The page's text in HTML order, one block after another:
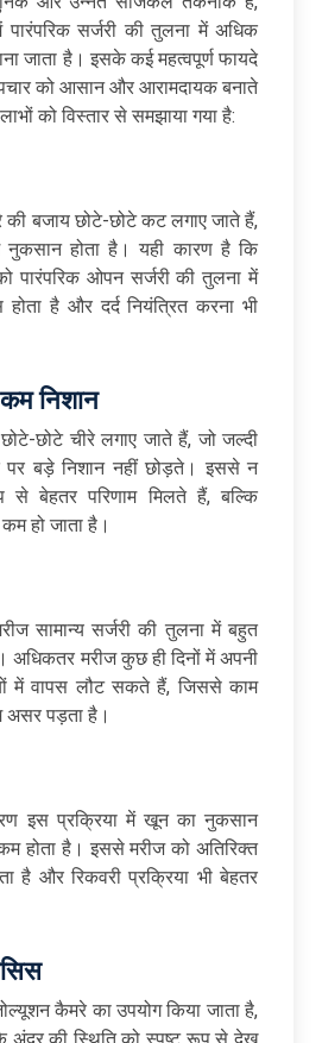
सर्जरी की तुलना में अधिक
जाता है। इसके कई महत्वपूर्ण फायदे
को आसान और आरामदायक बनाते
को विस्तार से समझाया गया है:
की बजाय छोटे-छोटे कट लगाए जाते हैं,
होता है। यही कारण है कि
पारंपरिक ओपन सर्जरी की तुलना में
है और दर्द नियंत्रित करना भी
कम निशान
छोटे चीरे लगाए जाते हैं, जो जल्दी
बड़े निशान नहीं छोड़ते। इससे न
बेहतर परिणाम मिलते हैं, बल्कि
हो जाता है।
सामान्य सर्जरी की तुलना में बहुत
अधिकतर मरीज कुछ ही दिनों में अपनी
में वापस लौट सकते हैं, जिससे काम
पड़ता है।
इस प्रक्रिया में खून का नुकसान
होता है। इससे मरीज को अतिरिक्त
है और रिकवरी प्रक्रिया भी बेहतर
कैमरे का उपयोग किया जाता है,